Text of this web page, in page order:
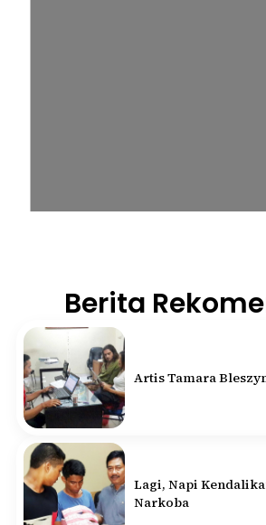
Berita
Artis Tamara
Lagi, Napi
Narkoba